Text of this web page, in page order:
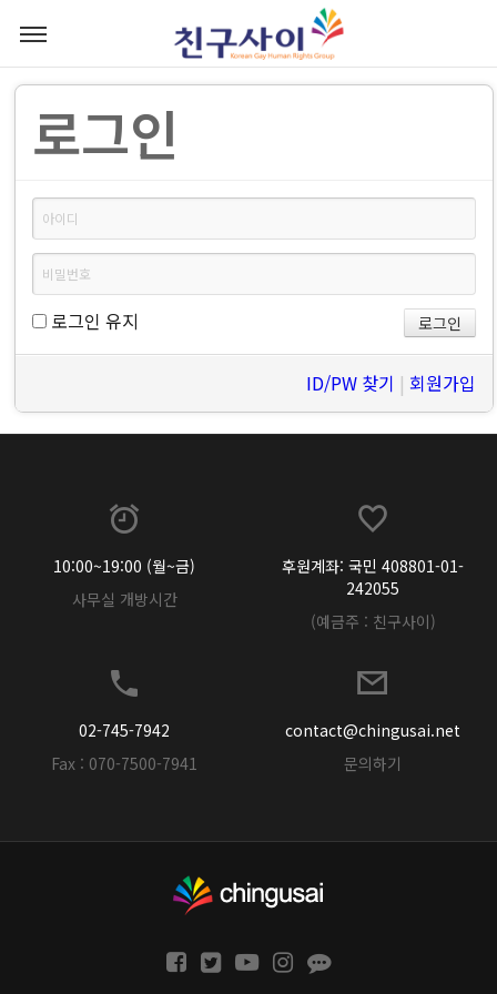
로그인
로그인 유지
ID/PW 찾기 | 회원가입
10:00~19:00 (월~금)
사무실 개방시간
후원계좌: 국민 408801-01-
242055
(예금주 : 친구사이)
02-745-7942
Fax : 070-7500-7941
contact@chingusai.net
문의하기